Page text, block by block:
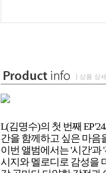
| 상품 상
L(김명수)의 첫 번째 EP
간을 함께하고 싶은 마음
이번 앨범에서는 '시간'과
시지와 멜로디로 감성을